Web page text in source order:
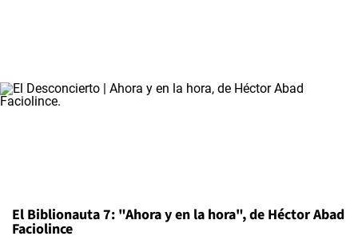
El Biblionauta 7: "Ahora y en la hora", de Héctor Abad
Faciolince